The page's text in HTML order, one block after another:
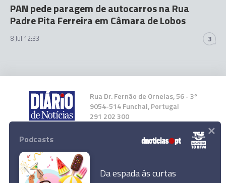
PAN pede paragem de autocarros na Rua
Padre Pita Ferreira em Câmara de Lobos
8 Jul 12:33 3
Rua Dr. Fernão de Ornelas, 56 - 3º
9054-514 Funchal, Portugal
291 202 300
Instale a nossa App
Podcasts
Da espada às curtas
×